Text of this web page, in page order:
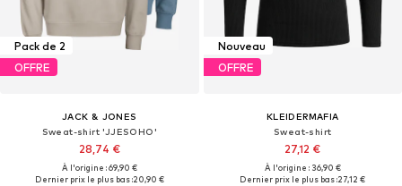
Pack de 2
OFFRE
JACK & JONES
Sweat-shirt 'JJESOHO'
28,74 €
À l'origine : 69,90 €
Dernier prix le plus bas :20,90 €
Nouveau
OFFRE
KLEIDERMAFIA
Sweat-shirt
27,12 €
À l'origine : 36,90 €
Dernier prix le plus bas :27,12 €